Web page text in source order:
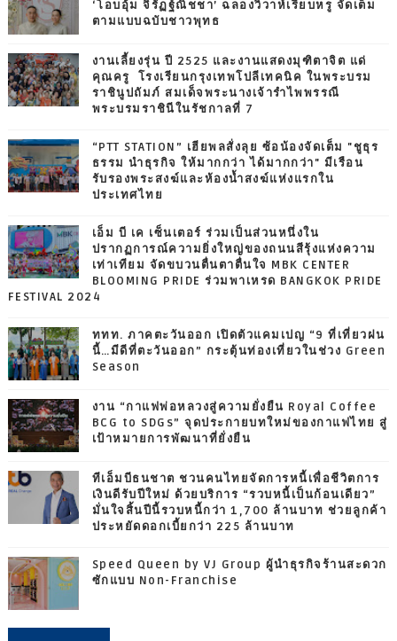
‘โอบอุ้ม จิรัฏฐ์ณิชชา’ ฉลองวิวาห์เรียบหรู จัดเต็ม
ตามแบบฉบับชาวพุทธ
งานเลี้ยงรุ่น ปี 2525 และงานแสดงมุฑิตาจิต แด่
คุณครู โรงเรียนกรุงเทพโปลีเทคนิค ในพระบรม
ราชินูปถัมภ์ สมเด็จพระนางเจ้ารำไพพรรณี
พระบรมราชินีในรัชกาลที่ 7
“PTT STATION” เฮียพลสั่งลุย ซ้อน้องจัดเต็ม "ชูธุร
ธรรม นำธุรกิจ ให้มากกว่า ได้มากกว่า" มีเรือน
รับรองพระสงฆ์และห้องน้ำสงฆ์แห่งแรกใน
ประเทศไทย
เอ็ม บี เค เซ็นเตอร์ ร่วมเป็นส่วนหนึ่งใน
ปรากฏการณ์ความยิ่งใหญ่ของถนนสีรุ้งแห่งความ
เท่าเทียม จัดขบวนตื่นตาตื่นใจ MBK CENTER
BLOOMING PRIDE ร่วมพาเหรด BANGKOK PRIDE
FESTIVAL 2024
ททท. ภาคตะวันออก เปิดตัวแคมเปญ “9 ที่เที่ยวฝน
นี้…มีดีที่ตะวันออก” กระตุ้นท่องเที่ยวในช่วง Green
Season
งาน “กาแฟพ่อหลวงสู่ความยั่งยืน Royal Coffee
BCG to SDGs” จุดประกายบทใหม่ของกาแฟไทย สู่
เป้าหมายการพัฒนาที่ยั่งยืน
ทีเอ็มบีธนชาต ชวนคนไทยจัดการหนี้เพื่อชีวิตการ
เงินดีรับปีใหม่ ด้วยบริการ “รวบหนี้เป็นก้อนเดียว”
มั่นใจสิ้นปีนี้รวบหนี้กว่า 1,700 ล้านบาท ช่วยลูกค้า
ประหยัดดอกเบี้ยกว่า 225 ล้านบาท
Speed Queen by VJ Group ผู้นำธุรกิจร้านสะดวก
ซักแบบ Non-Franchise